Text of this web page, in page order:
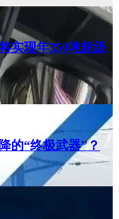
实现年350吨超级
的“终极武器”？